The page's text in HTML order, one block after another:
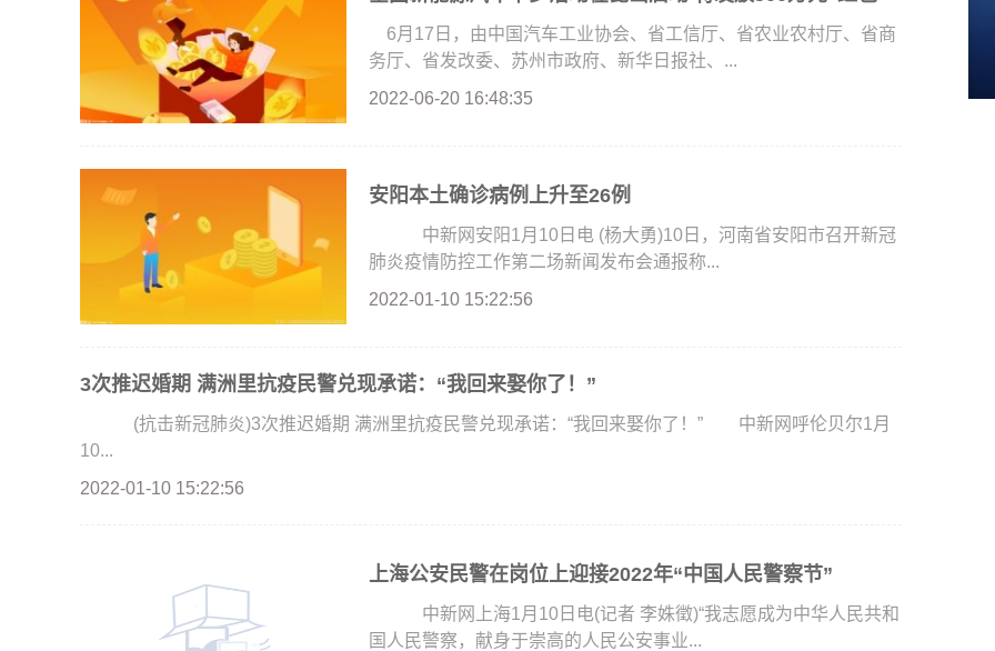
6月17日，由中国汽车工业协会、省工信厅、省农业农村厅、省商
务厅、省发改委、苏州市政府、新华日报社、...
2022-06-20 16:48:35
安阳本土确诊病例上升至26例
中新网安阳1月10日电 (杨大勇)10日，河南省安阳市召开新冠
肺炎疫情防控工作第二场新闻发布会通报称...
2022-01-10 15:22:56
3次推迟婚期 满洲里抗疫民警兑现承诺：“我回来娶你了！”
(抗击新冠肺炎)3次推迟婚期 满洲里抗疫民警兑现承诺：“我回来娶你了！” 中新网呼伦贝尔1月
10...
2022-01-10 15:22:56
上海公安民警在岗位上迎接2022年“中国人民警察节”
中新网上海1月10日电(记者 李姝徵)“我志愿成为中华人民共和
国人民警察，献身于崇高的人民公安事业...